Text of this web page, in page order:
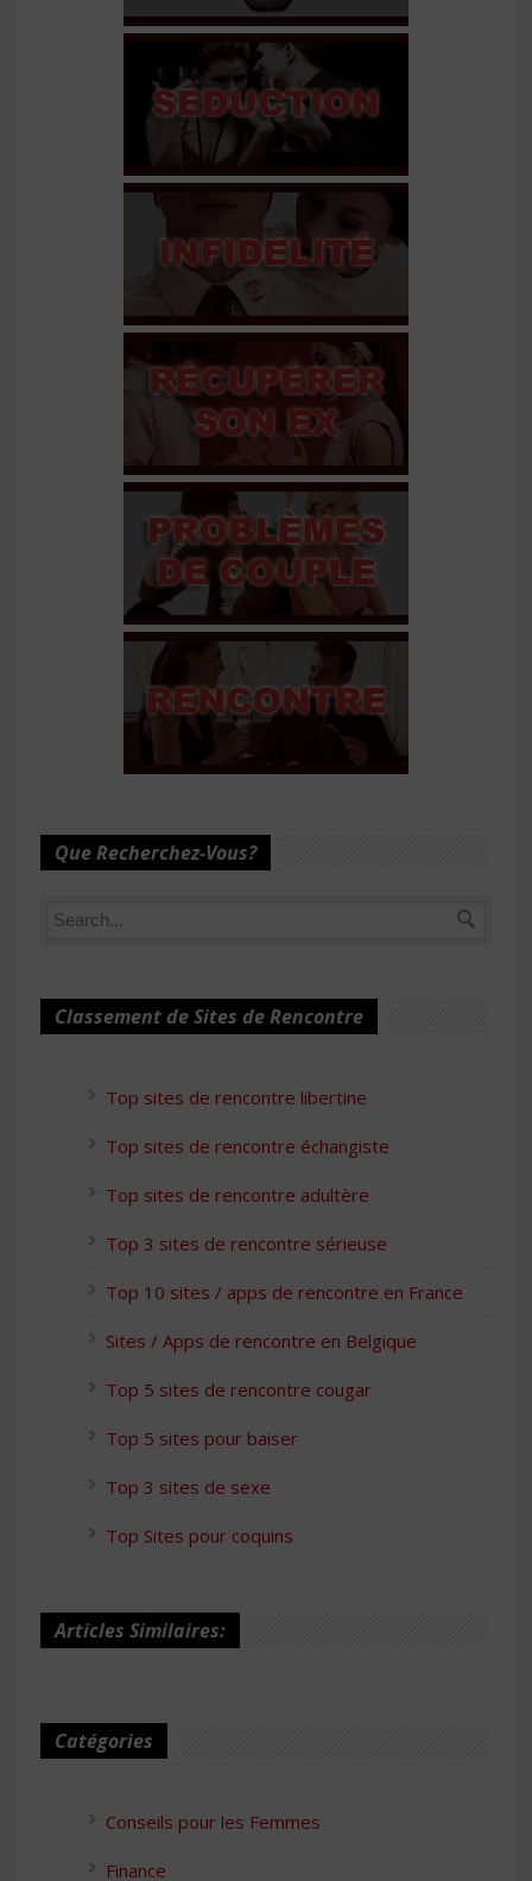
Que Recherchez-Vous?
Classement de Sites de Rencontre
Top sites de rencontre libertine
Top sites de rencontre échangiste
Top sites de rencontre adultère
Top 3 sites de rencontre sérieuse
Top 10 sites / apps de rencontre en France
Sites / Apps de rencontre en Belgique
Top 5 sites de rencontre cougar
Top 5 sites pour baiser
Top 3 sites de sexe
Top Sites pour coquins
Articles Similaires:
Catégories
Conseils pour les Femmes
Finance